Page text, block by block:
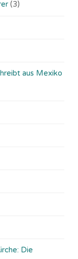
(3)
aus Mexiko
Die